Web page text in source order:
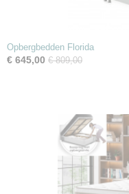
Opbergbedden Florida
€ 645,00 € 809,00